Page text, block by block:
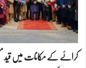
کرائے کے مکانات میں قید